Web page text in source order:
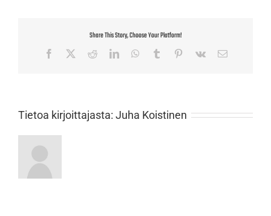
Share This Story, Choose Your Platform!
Facebook RedditLinkedInWhatsApp
Tumblr Pinterest
Vk Sähköposti
Tietoa kirjoittajasta: Juha Koistinen